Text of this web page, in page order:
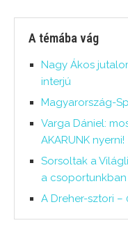
A témába vág
Nagy Ákos
interjú
Magyarország-
Varga Dániel:
AKARUNK nyerni!
Sorsoltak a
a csoportunkban
A Dreher-sztori –